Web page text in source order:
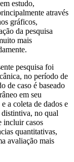
estudo,
através
gráficos,
da pesquisa
mais
pesquisa foi
no período de
de caso é baseado
em seu
a coleta de dados e
distintiva, no qual
incluir casos
quantitativas,
avaliação mais